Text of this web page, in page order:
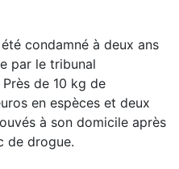
condamné à deux ans
par le tribunal
de 10 kg de
en espèces et deux
à son domicile après
de drogue.